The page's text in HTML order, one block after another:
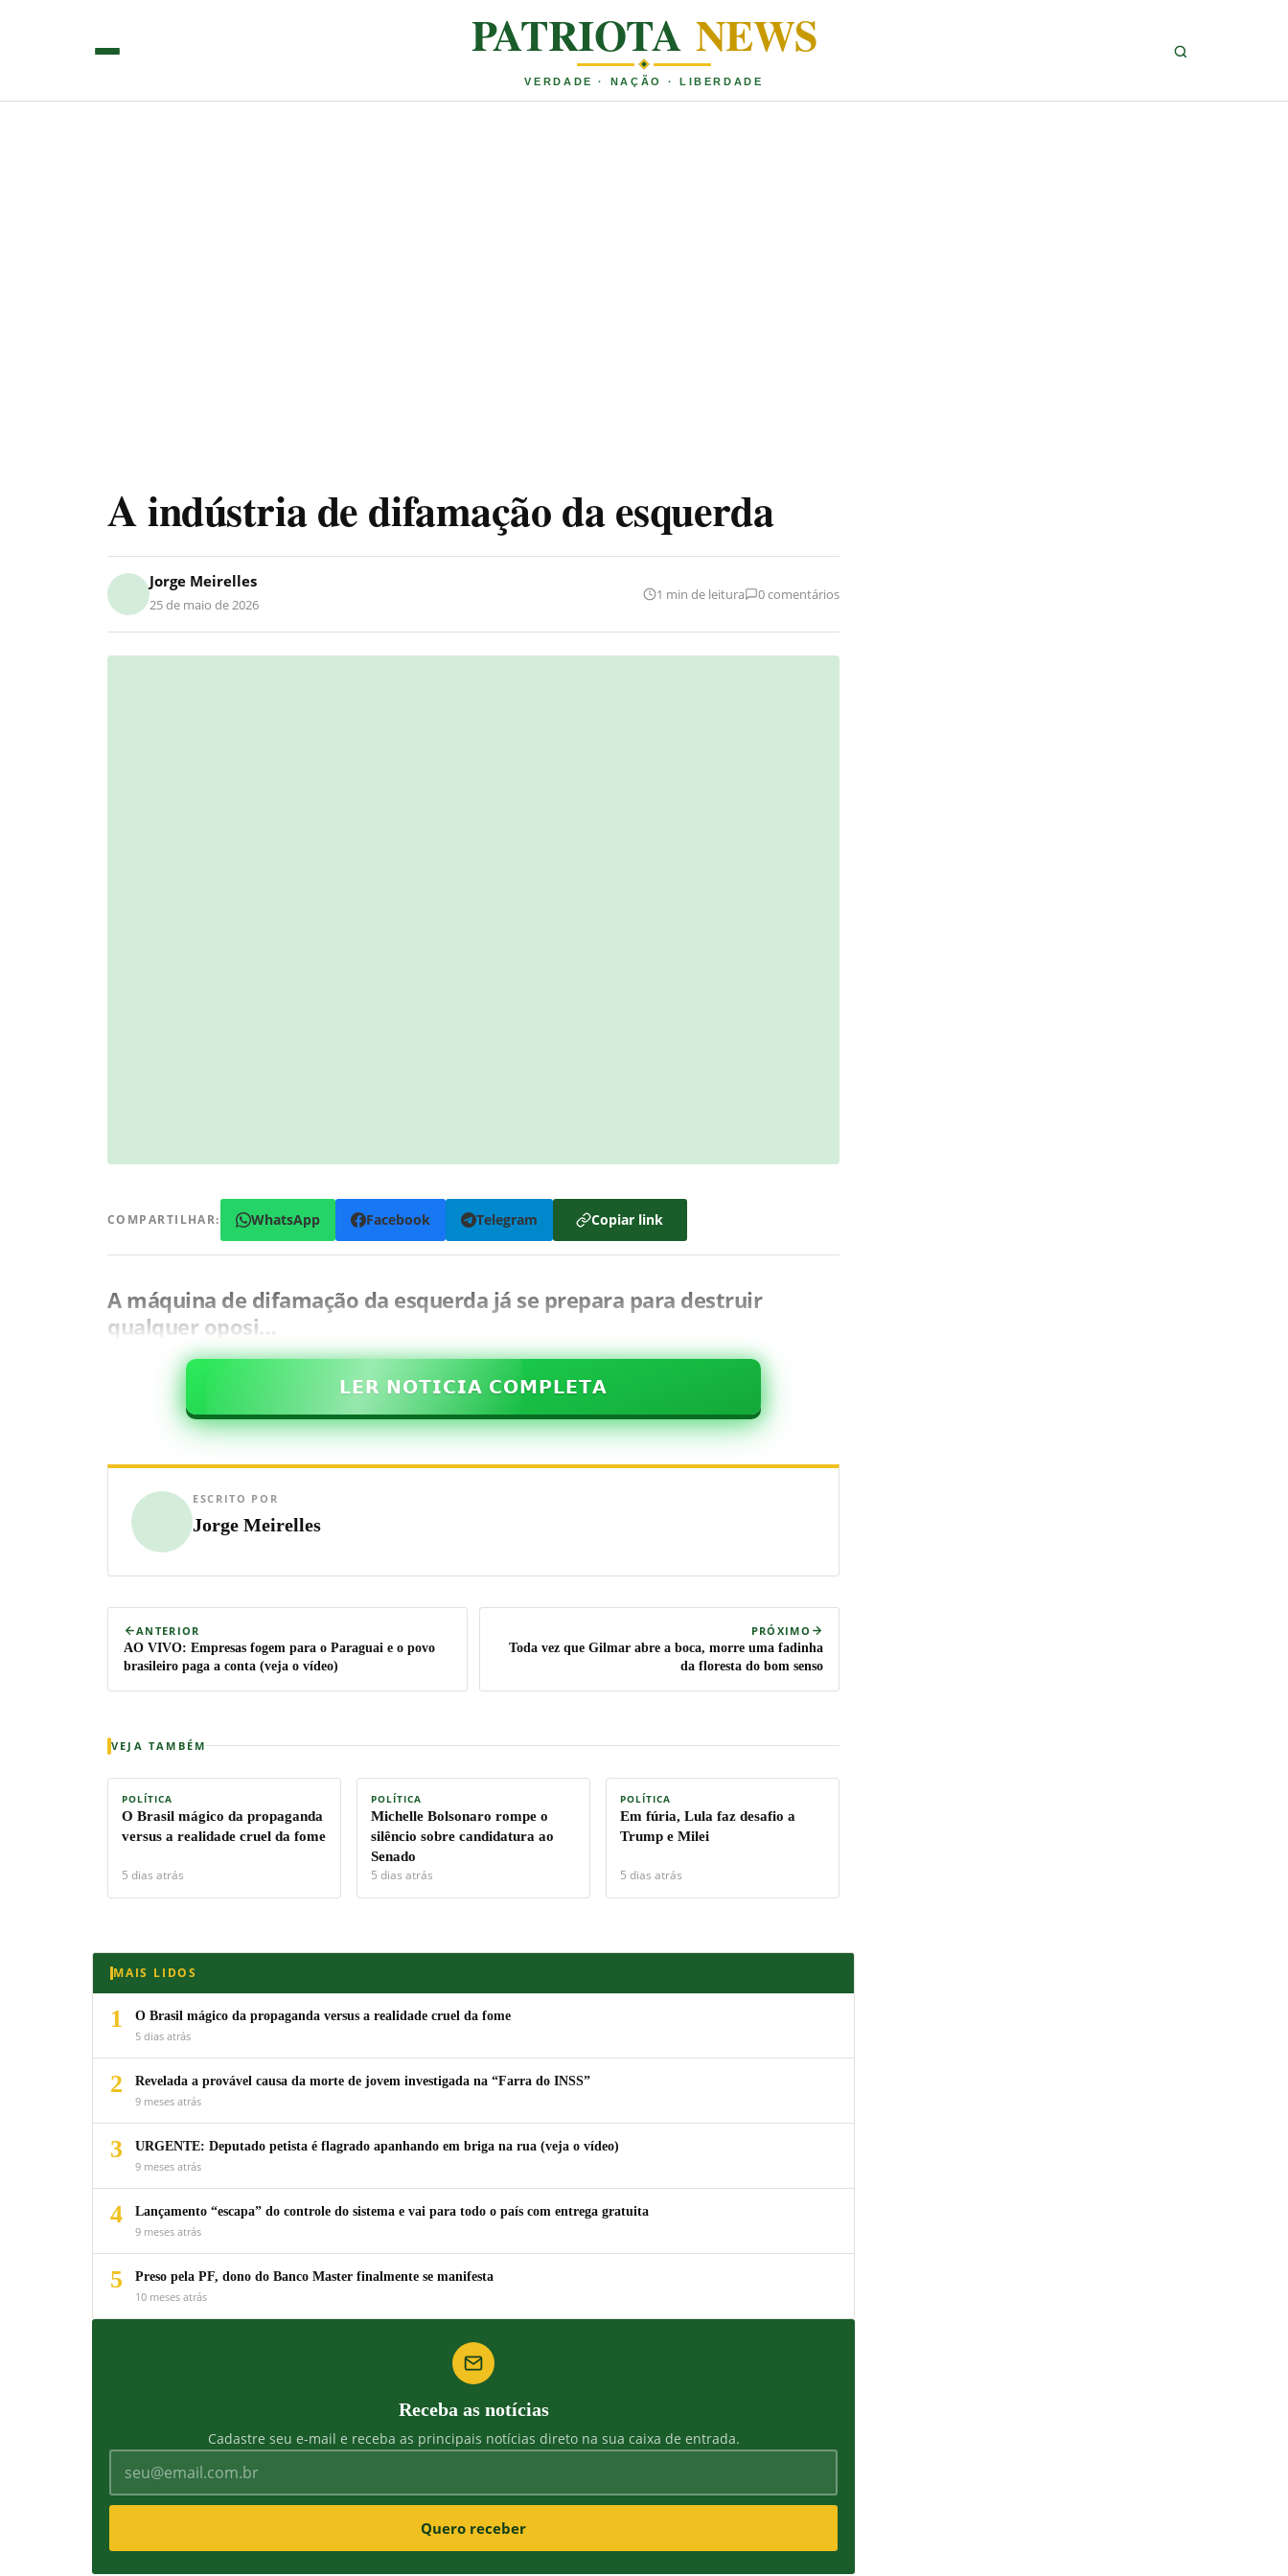
PATRIOTA NEWS
VERDADE · NAÇÃO · LIBERDADE
A indústria de difamação da esquerda
Jorge Meirelles
25 de maio de 2026
1 min de leitura 0 comentários
COMPARTILHAR: WhatsApp Facebook Telegram Copiar link
A máquina de difamação da esquerda já se prepara para destruir
qualquer oposi…
𝗟𝗘𝗥 𝗡𝗢𝗧𝗜𝗖𝗜𝗔 𝗖𝗢𝗠𝗣𝗟𝗘𝗧𝗔
ESCRITO POR
Jorge Meirelles
ANTERIOR
AO VIVO: Empresas fogem para o Paraguai e o povo
brasileiro paga a conta (veja o vídeo)
PRÓXIMO
Toda vez que Gilmar abre a boca, morre uma fadinha
da floresta do bom senso
VEJA TAMBÉM
POLÍTICA
O Brasil mágico da propaganda
versus a realidade cruel da fome
5 dias atrás
POLÍTICA
Michelle Bolsonaro rompe o
silêncio sobre candidatura ao
Senado
5 dias atrás
POLÍTICA
Em fúria, Lula faz desafio a
Trump e Milei
5 dias atrás
MAIS LIDOS
1
O Brasil mágico da propaganda versus a realidade cruel da fome
5 dias atrás
2
Revelada a provável causa da morte de jovem investigada na “Farra do INSS”
9 meses atrás
3
URGENTE: Deputado petista é flagrado apanhando em briga na rua (veja o vídeo)
9 meses atrás
4
Lançamento “escapa” do controle do sistema e vai para todo o país com entrega gratuita
9 meses atrás
5
Preso pela PF, dono do Banco Master finalmente se manifesta
10 meses atrás
Receba as notícias
Cadastre seu e-mail e receba as principais notícias direto na sua caixa de entrada.
Quero receber